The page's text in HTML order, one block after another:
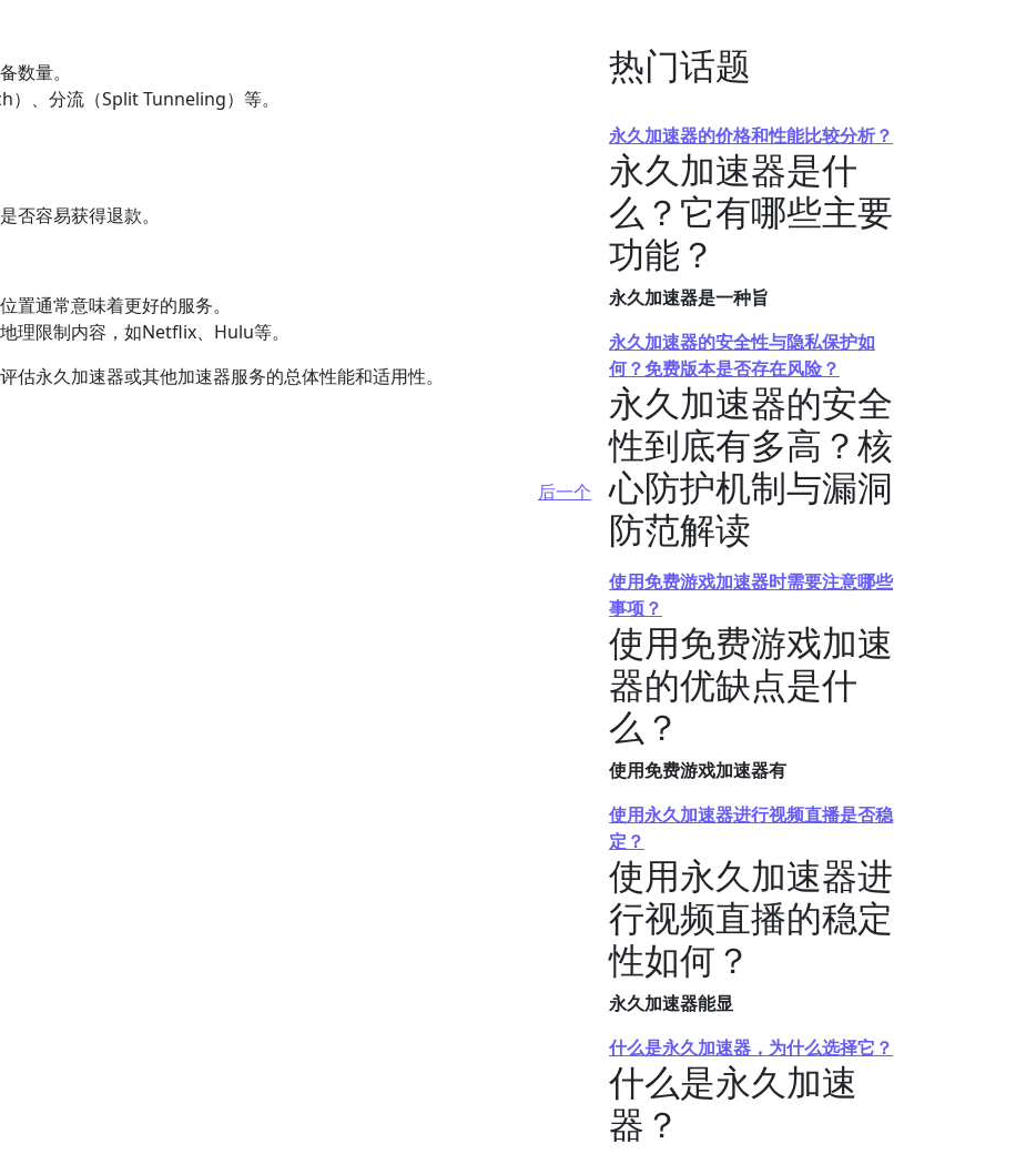
数量。
、分流（Split Tunneling）等。
否容易获得退款。
置通常意味着更好的服务。
理限制内容，如Netflix、Hulu等。
估永久加速器或其他加速器服务的总体性能和适用性。
后一个
热门话题
永久加速器的价格和性能比较分析？
永久加速器是什
么？它有哪些主要
功能？
永久加速器是一种旨
永久加速器的安全性与隐私保护如
何？免费版本是否存在风险？
永久加速器的安全
性到底有多高？核
心防护机制与漏洞
防范解读
使用免费游戏加速器时需要注意哪些
事项？
使用免费游戏加速
器的优缺点是什
么？
使用免费游戏加速器有
使用永久加速器进行视频直播是否稳
定？
使用永久加速器进
行视频直播的稳定
性如何？
永久加速器能显
什么是永久加速器，为什么选择它？
什么是永久加速
器？